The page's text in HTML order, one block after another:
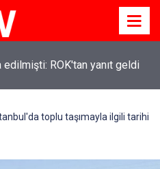
ROK'tan yanıt geldi
toplu taşımayla ilgili tarihi